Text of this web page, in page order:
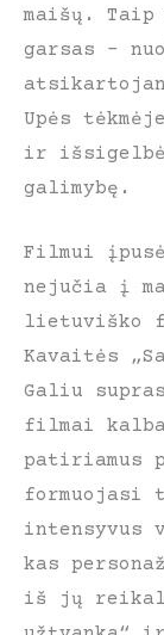
maišų.
garsas –
Upės
ir
galimybę.
Filmui
nejučia į
lietuviško
Kavaitės
Galiu
filmai
patiriamus
formuojasi
kas
iš jų